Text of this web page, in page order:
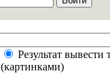
Результат вывести
(картинками)